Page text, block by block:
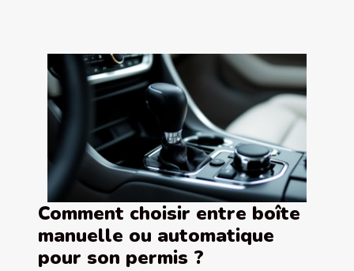
Comment choisir entre boîte
manuelle ou automatique
pour son permis ?